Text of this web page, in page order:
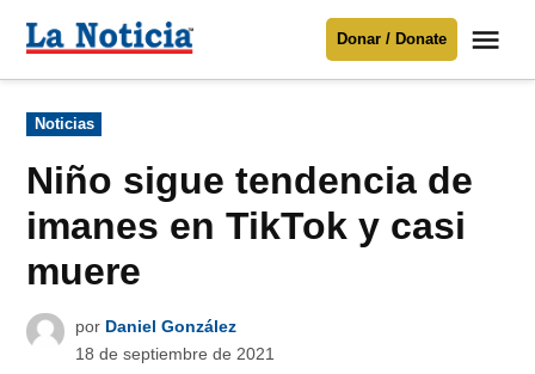
Para mantenerte informado necesitamos
Donar
contenido
Noticia
Donar / Donate
Publicado
en
Noticias
Niño sigue tendencia de
imanes en TikTok y casi
muere
por Daniel González
18 de septiembre de 2021